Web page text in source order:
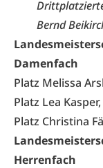
Bernd
Damenfach
Platz Melissa
Platz Lea
Platz Christina
Herrenfach